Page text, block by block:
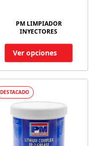
PM LIMPIADOR
INYECTORES
Ver opciones
DESTACADO